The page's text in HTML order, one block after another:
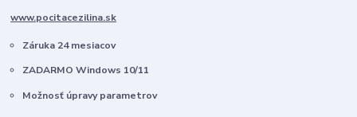
www.pocitacezilina.sk
Záruka 24 mesiacov
ZADARMO Windows 10/11
Možnosť úpravy parametrov